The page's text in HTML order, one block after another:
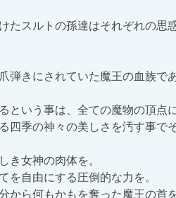
たスルトの孫達はそれぞれの思
弾きにされていた魔王の血族で
という事は、全ての魔物の頂点
四季の神々の美しさを汚す事で
き女神の肉体を。
を自由にする圧倒的な力を。
から何もかもを奪った魔王の首を